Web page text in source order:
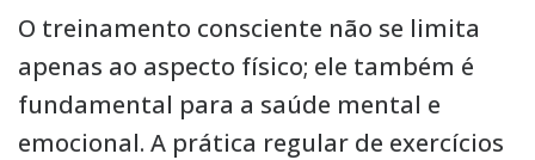
O treinamento consciente não se limita
apenas ao aspecto físico; ele também é
fundamental para a saúde mental e
emocional. A prática regular de exercícios